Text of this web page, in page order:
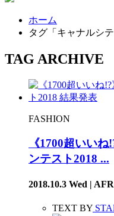
ホーム
タグ「キャナルシ
TAG ARCHIVE
FASHION
《1700超いい
ンテスト2018 ...
2018.10.3 Wed |
TEXT BY